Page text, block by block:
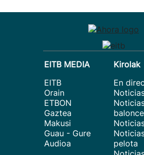
EITB MEDIA
EITB
Orain
ETBON
Gaztea
Makusi
Guau - Gure
Audioa
Kirolak
En
pelota